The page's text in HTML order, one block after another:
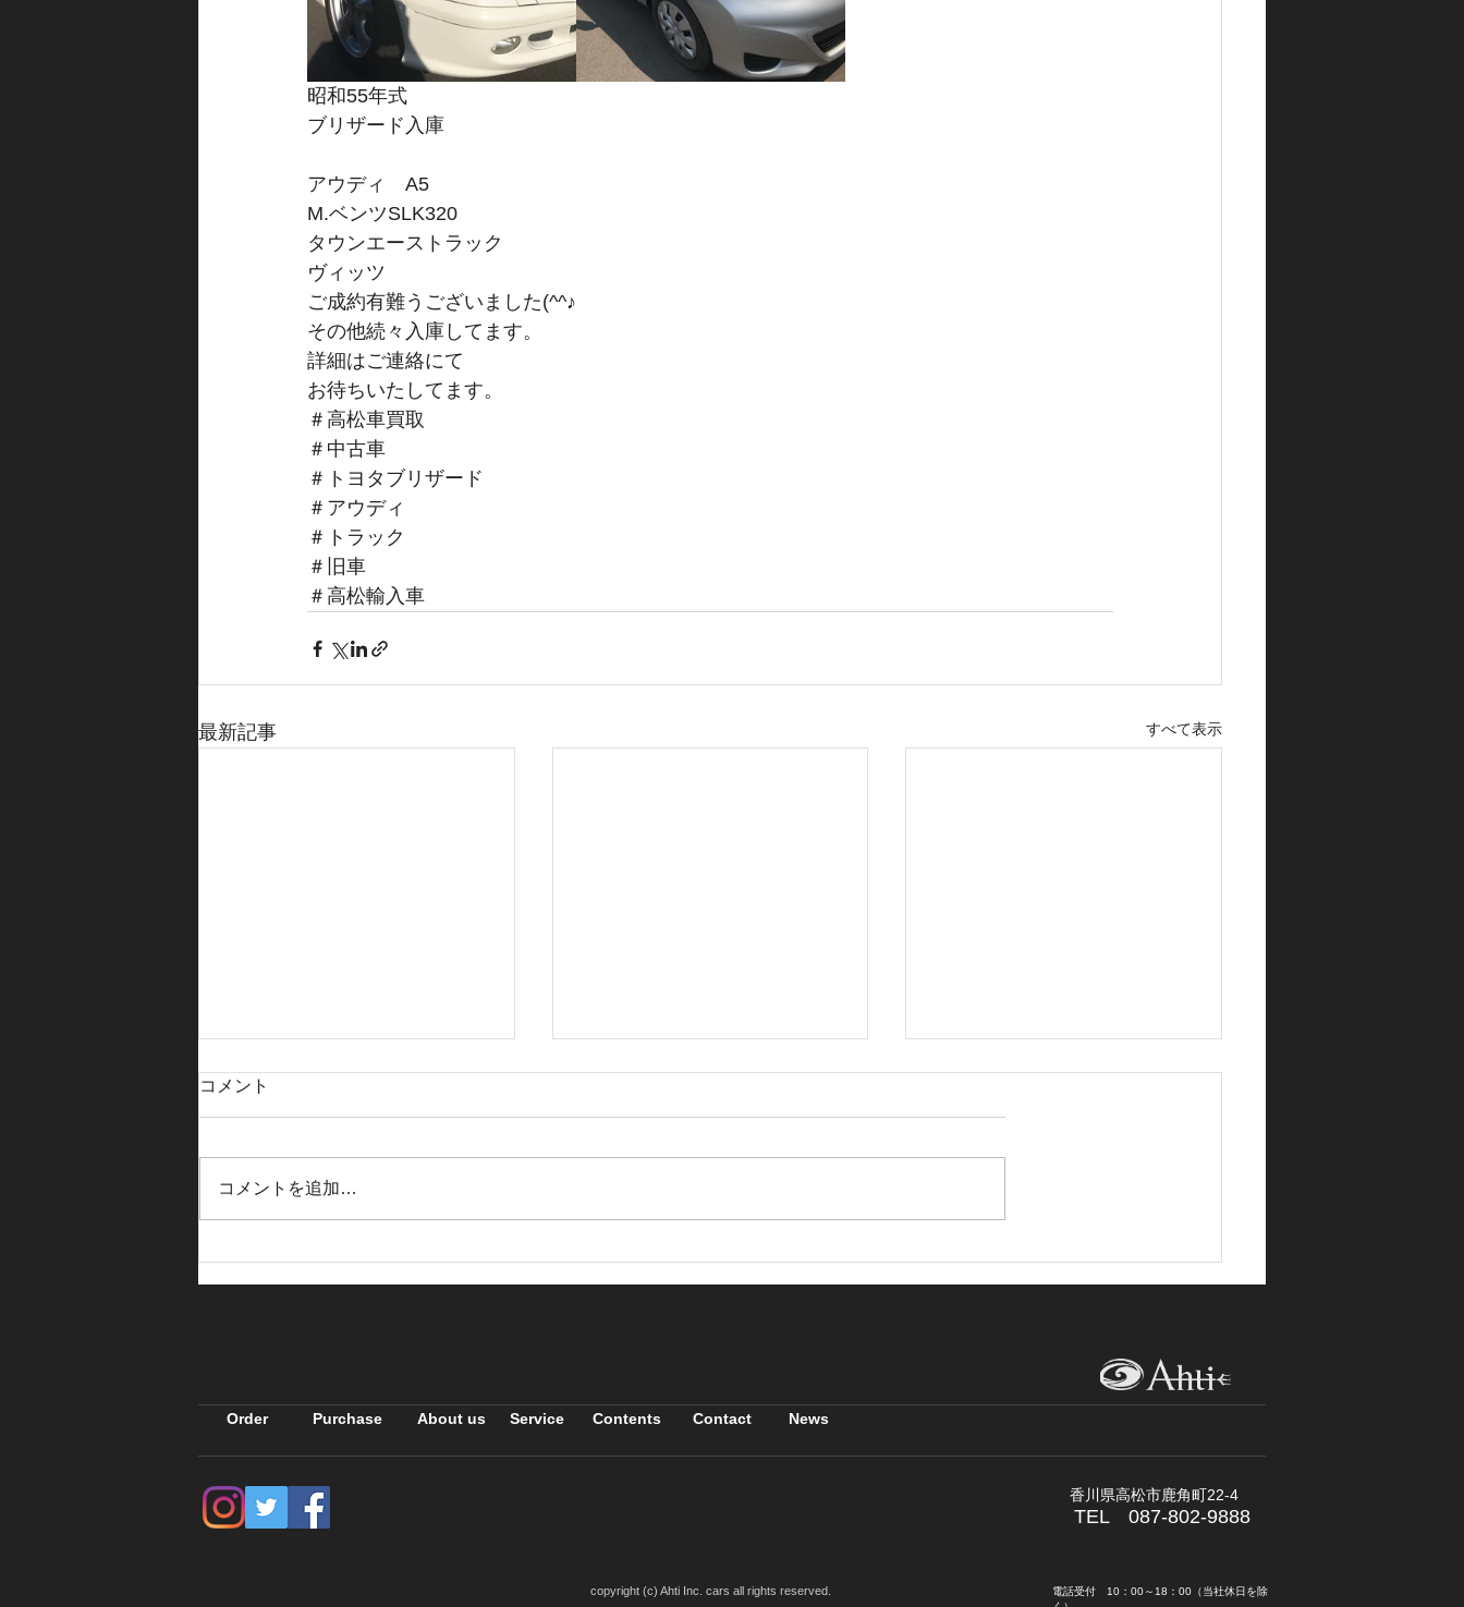
昭和55年式
ブリザード入庫
アウディ　A5
M.ベンツSLK320
タウンエーストラック
ヴィッツ
ご成約有難うございました(^^♪
その他続々入庫してます。
詳細はご連絡にて
お待ちいたしてます。
＃高松車買取
＃中古車
＃トヨタブリザード
＃アウディ
＃トラック
＃旧車
＃高松輸入車
最新記事 すべて表示
古い車アバンツァート
コメント
コメントを追加…
Order Purchase About us Contents Contact
Service News
copyright (c) Ahti Inc. cars all rights reserved.
TEL 087-802-9888
​香川県高松市鹿角町22-4
​電話受付 10：00～18：00（当社休日を除